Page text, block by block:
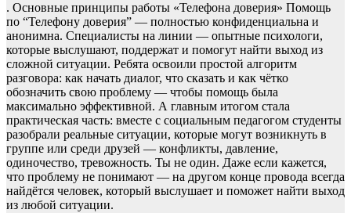
. Основные принципы работы «Телефона доверия» Помощь
по “Телефону доверия” — полностью конфиденциальна и
анонимна. Специалисты на линии — опытные психологи,
которые выслушают, поддержат и помогут найти выход из
сложной ситуации. Ребята освоили простой алгоритм
разговора: как начать диалог, что сказать и как чётко
обозначить свою проблему — чтобы помощь была
максимально эффективной. А главным итогом стала
практическая часть: вместе с социальным педагогом студенты
разобрали реальные ситуации, которые могут возникнуть в
группе или среди друзей — конфликты, давление,
одиночество, тревожность. Ты не один. Даже если кажется,
что проблему не понимают — на другом конце провода всегда
найдётся человек, который выслушает и поможет найти выход
из любой ситуации.